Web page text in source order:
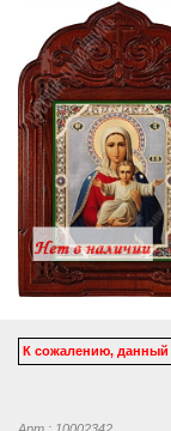
К сожалению, данный
Арт.: 10002342